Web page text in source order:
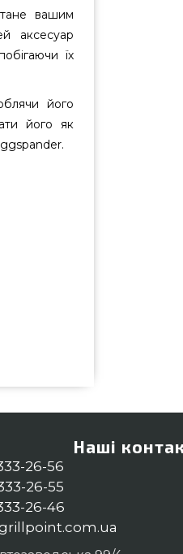
вашим
аксесуар
їх
його
його як
також
прямо зараз
Наші
26-56
26-55
26-46